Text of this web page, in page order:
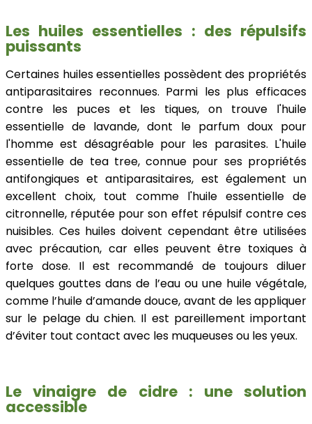
Les huiles essentielles : des répulsifs
puissants
Certaines huiles essentielles possèdent des propriétés
antiparasitaires reconnues. Parmi les plus efficaces
contre les puces et les tiques, on trouve l'huile
essentielle de lavande, dont le parfum doux pour
l'homme est désagréable pour les parasites. L'huile
essentielle de tea tree, connue pour ses propriétés
antifongiques et antiparasitaires, est également un
excellent choix, tout comme l'huile essentielle de
citronnelle, réputée pour son effet répulsif contre ces
nuisibles. Ces huiles doivent cependant être utilisées
avec précaution, car elles peuvent être toxiques à
forte dose. Il est recommandé de toujours diluer
quelques gouttes dans de l’eau ou une huile végétale,
comme l’huile d’amande douce, avant de les appliquer
sur le pelage du chien. Il est pareillement important
d’éviter tout contact avec les muqueuses ou les yeux.
Le vinaigre de cidre : une solution
accessible